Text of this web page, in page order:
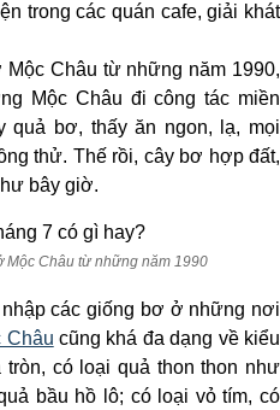
trong các quán cafe, giải khát
Châu từ những năm 1990,
Mộc Châu đi công tác miền
quả bơ, thấy ăn ngon, lạ, mọi
thử. Thế rồi, cây bơ hợp đất,
bây giờ.
Mộc Châu từ những năm 1990
các giống bơ ở những nơi
Châu cũng khá đa dạng về kiểu
có loại quả thon thon như
bầu hồ lô; có loại vỏ tím, có